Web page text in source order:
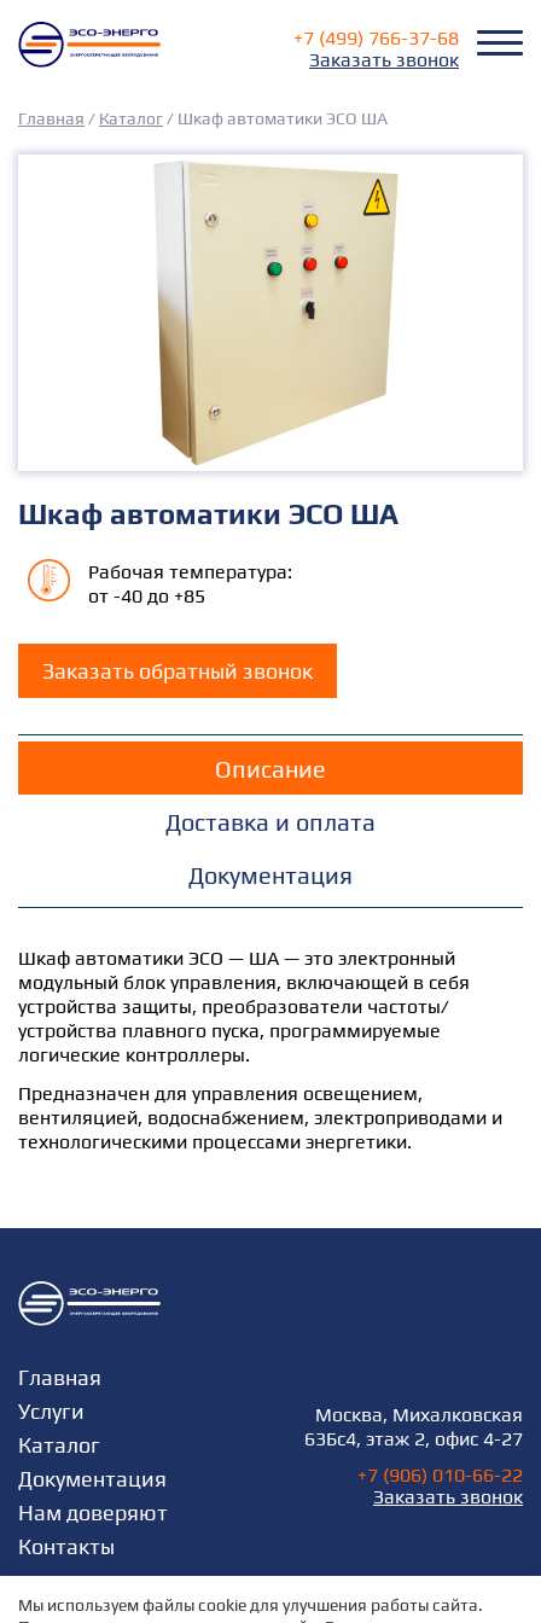
Документация
Нам доверяют
Контакты
+7 (499) 766-37-68
Заказать звонок
Главная / Каталог / Шкаф автоматики ЭСО ША
Шкаф автоматики ЭСО ША
Рабочая температура:
от -40 до +85
Заказать обратный звонок
Описание
Доставка и оплата
Документация
Шкаф автоматики ЭСО — ША — это электронный
модульный блок управления, включающей в себя
устройства защиты, преобразователи частоты/
устройства плавного пуска, программируемые
логические контроллеры.
Предназначен для управления освещением,
вентиляцией, водоснабжением, электроприводами и
технологическими процессами энергетики.
Главная
Услуги
Каталог
Документация
Нам доверяют
Контакты
Москва, Михалковская
63Бс4, этаж 2, офис 4-27
+7 (906) 010-66-22
Заказать звонок
Мы используем файлы cookie для улучшения работы сайта.